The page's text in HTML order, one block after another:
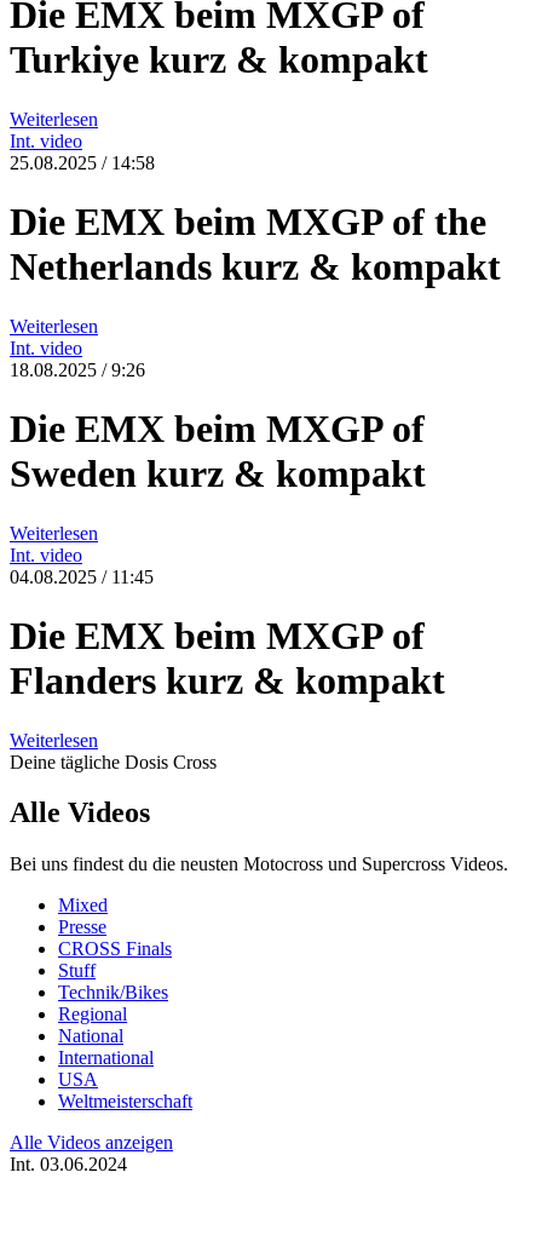
Die EMX beim MXGP of
Turkiye kurz & kompakt
Weiterlesen
Int. video
25.08.2025 / 14:58
Die EMX beim MXGP of the
Netherlands kurz & kompakt
Weiterlesen
Int. video
18.08.2025 / 9:26
Die EMX beim MXGP of
Sweden kurz & kompakt
Weiterlesen
Int. video
04.08.2025 / 11:45
Die EMX beim MXGP of
Flanders kurz & kompakt
Weiterlesen
Deine tägliche Dosis Cross
Alle Videos
Bei uns findest du die neusten Motocross und Supercross Videos.
Mixed
Presse
CROSS Finals
Stuff
Technik/Bikes
Regional
National
International
USA
Weltmeisterschaft
Alle Videos anzeigen
Int. 03.06.2024